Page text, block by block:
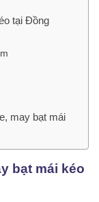
tại Đồng
may bạt mái
bạt mái kéo